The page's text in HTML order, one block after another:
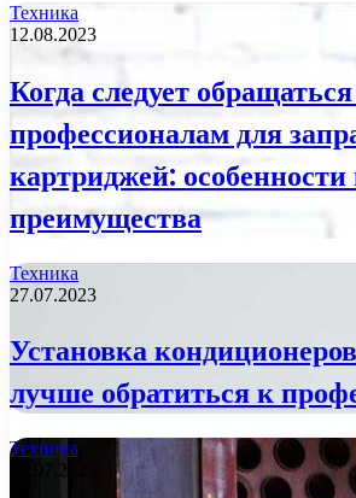
Техника
12.08.2023
Когда следует
профессионалам для
картриджей: особенности
преимущества
Техника
27.07.2023
Установка
лучше обратиться к
Техника
17.07.2023